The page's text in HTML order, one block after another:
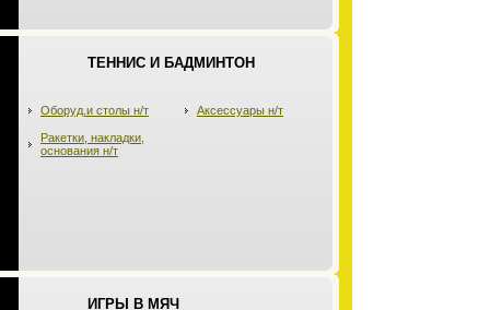
ТЕННИС И БАДМИНТОН
Оборуд.и столы н/т
Ракетки, накладки,
основания н/т
Аксессуары н/т
ИГРЫ В МЯЧ